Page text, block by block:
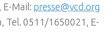
Mail: presse@vcd.org
Tel. 0511/1650021, E-